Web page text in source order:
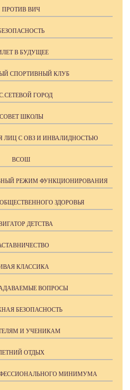
ПРОТИВ ВИЧ
В БУДУЩЕЕ
СПОРТИВНЫЙ КЛУБ
ГОРОД
СОВЕТ ШКОЛЫ
ЛИЦ С ОВЗ И ИНВАЛИДНОСТЬЮ
ВСОШ
РЕЖИМ ФУНКЦИОНИРОВАНИЯ
ЗДОРОВЬЯ
ДЕТСТВА
КЛАССИКА
ВОПРОСЫ
БЕЗОПАСНОСТЬ
И УЧЕНИКАМ
ОТДЫХ
МИНИМУМА